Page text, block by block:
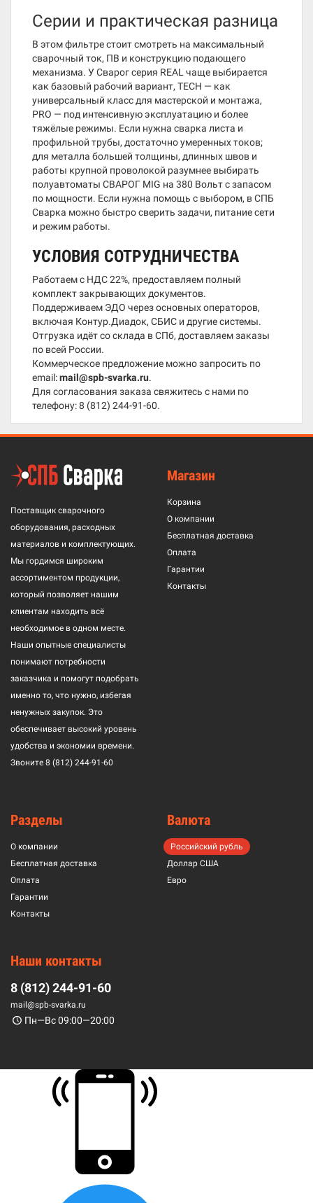
Серии и практическая разница
В этом фильтре стоит смотреть на максимальный
сварочный ток, ПВ и конструкцию подающего
механизма. У Сварог серия REAL чаще выбирается
как базовый рабочий вариант, TECH — как
универсальный класс для мастерской и монтажа,
PRO — под интенсивную эксплуатацию и более
тяжёлые режимы. Если нужна сварка листа и
профильной трубы, достаточно умеренных токов;
для металла большей толщины, длинных швов и
работы крупной проволокой разумнее выбирать
полуавтоматы СВАРОГ MIG на 380 Вольт с запасом
по мощности. Если нужна помощь с выбором, в СПБ
Сварка можно быстро сверить задачи, питание сети
и режим работы.
УСЛОВИЯ СОТРУДНИЧЕСТВА
Работаем с НДС 22%, предоставляем полный
комплект закрывающих документов.
Поддерживаем ЭДО через основных операторов,
включая Контур.Диадок, СБИС и другие системы.
Отгрузка идёт со склада в СПб, доставляем заказы
по всей России.
Коммерческое предложение можно запросить по
email:mail@spb-svarka.ru.
Для согласования заказа свяжитесь с нами по
телефону:8 (812) 244-91-60.
Поставщик сварочного
оборудования, расходных
материалов и комплектующих.
Мы гордимся широким
ассортиментом продукции,
который позволяет нашим
клиентам находить всё
необходимое в одном месте.
Наши опытные специалисты
понимают потребности
заказчика и помогут подобрать
именно то, что нужно, избегая
ненужных закупок. Это
обеспечивает высокий уровень
удобства и экономии времени.
Звоните 8 (812) 244-91-60
Магазин
Корзина
О компании
Бесплатная доставка
Оплата
Гарантии
Контакты
Разделы
О компании
Бесплатная доставка
Оплата
Гарантии
Контакты
Валюта
Российский рубль
Доллар США
Евро
Наши контакты
8 (812) 244-91-60
mail@spb-svarka.ru
Пн—Вс 09:00—20:00